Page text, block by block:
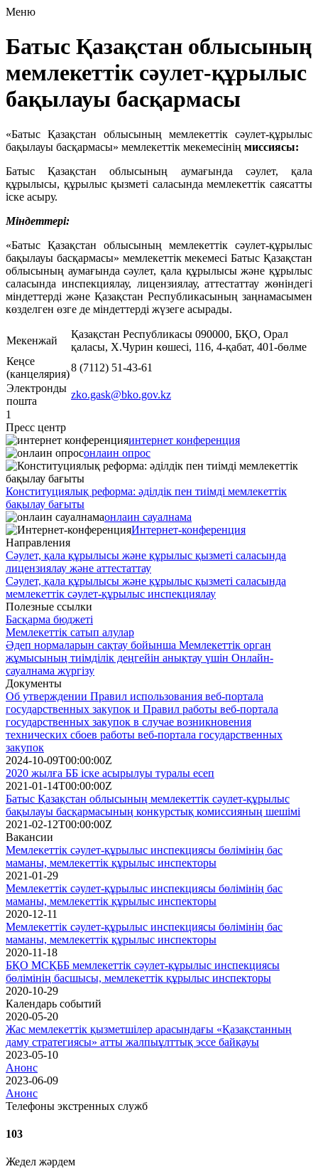
Меню
Батыс Қазақстан облысының
мемлекеттік сәулет-құрылыс
бақылауы басқармасы
«Батыс Қазақстан облысының мемлекеттік сәулет-құрылыс
бақылауы басқармасы» мемлекеттік мекемесінің миссиясы:
Батыс Қазақстан облысының аумағында сәулет, қала
құрылысы, құрылыс қызметі саласында мемлекеттік саясатты
іске асыру.
Міндеттері:
«Батыс Қазақстан облысының мемлекеттік сәулет-құрылыс
бақылауы басқармасы» мемлекеттік мекемесі Батыс Қазақстан
облысының аумағында сәулет, қала құрылысы және құрылыс
саласында инспекциялау, лицензиялау, аттестаттау жөніндегі
міндеттерді және Қазақстан Республикасының заңнамасымен
көзделген өзге де міндеттерді жүзеге асырады.
Мекенжай
Қазақстан Республикасы 090000, БҚО, Орал
қаласы, Х.Чурин көшесі, 116, 4-қабат, 401-бөлме
Кеңсе
(канцелярия)
8 (7112) 51-43-61
Электронды
пошта
zko.gask@bko.gov.kz
1
Пресс центр
интернет конференция
онлаин опрос
Конституциялық реформа: әділдік пен тиімді мемлекеттік
бақылау бағыты
онлаин сауалнама
Интернет-конференция
Направления
Сәулет, қала құрылысы және құрылыс қызметі саласында
лицензиялау және аттестаттау
Сәулет, қала құрылысы және құрылыс қызметі саласында
мемлекеттік сәулет-құрылыс инспекциялау
Полезные ссылки
Басқарма бюджеті
Мемлекеттік сатып алулар
Әдеп нормаларын сақтау бойынша Мемлекеттік орган
жұмысының тиімділік деңгейін анықтау үшін Онлайн-
сауалнама жүргізу
Документы
Об утверждении Правил использования веб-портала
государственных закупок и Правил работы веб-портала
государственных закупок в случае возникновения
технических сбоев работы веб-портала государственных
закупок
2024-10-09T00:00:00Z
2020 жылға ББ іске асырылуы туралы есеп
2021-01-14T00:00:00Z
Батыс Қазақстан облысының мемлекеттік сәулет-құрылыс
бақылауы басқармасының конкурстық комиссияның шешімі
2021-02-12T00:00:00Z
Вакансии
Мемлекеттік сәулет-құрылыс инспекциясы бөлімінің бас
маманы, мемлекеттік құрылыс инспекторы
2021-01-29
Мемлекеттік сәулет-құрылыс инспекциясы бөлімінің бас
маманы, мемлекеттік құрылыс инспекторы
2020-12-11
Мемлекеттік сәулет-құрылыс инспекциясы бөлімінің бас
маманы, мемлекеттік құрылыс инспекторы
2020-11-18
БҚО МСҚББ мемлекеттік сәулет-құрылыс инспекциясы
бөлімінің басшысы, мемлекеттік құрылыс инспекторы
2020-10-29
Календарь событий
2020-05-20
Жас мемлекеттік қызметшілер арасындағы «Қазақстанның
даму стратегиясы» атты жалпыұлттық эссе байқауы
2023-05-10
Анонс
2023-06-09
Анонс
Телефоны экстренных служб
103
Жедел жәрдем